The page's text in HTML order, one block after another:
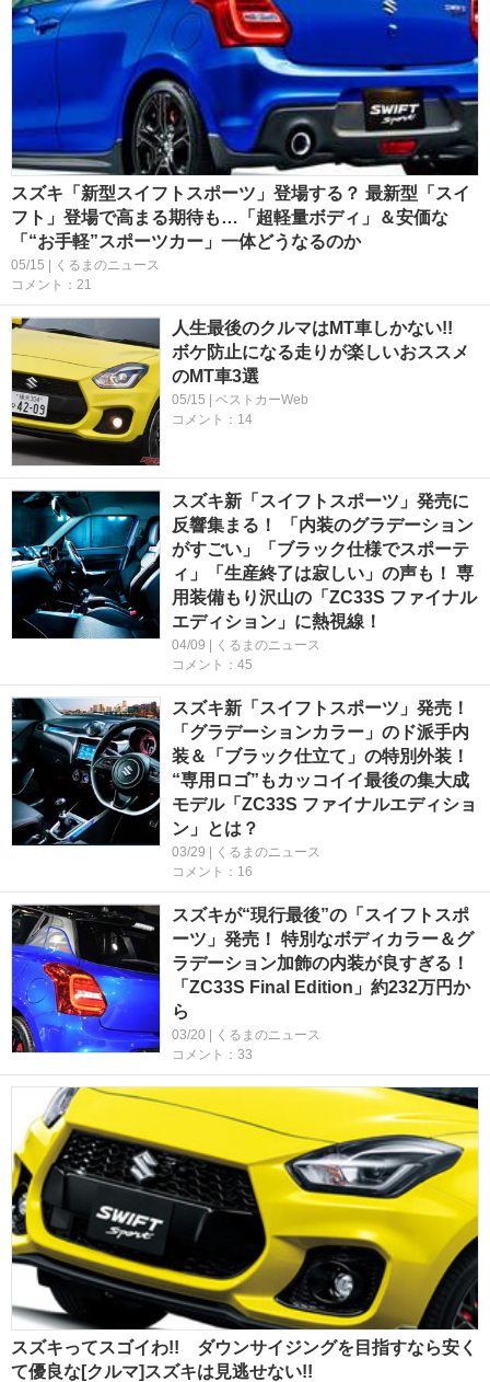
スズキ「新型スイフトスポーツ」登場する？ 最新型「スイ
フト」登場で高まる期待も…「超軽量ボディ」＆安価な
「“お手軽”スポーツカー」一体どうなるのか
05/15 | くるまのニュース
コメント：21
人生最後のクルマはMT車しかない!!
ボケ防止になる走りが楽しいおススメ
のMT車3選
05/15 | ベストカーWeb
コメント：14
スズキ新「スイフトスポーツ」発売に
反響集まる！ 「内装のグラデーション
がすごい」「ブラック仕様でスポーテ
ィ」「生産終了は寂しい」の声も！ 専
用装備もり沢山の「ZC33S ファイナル
エディション」に熱視線！
04/09 | くるまのニュース
コメント：45
スズキ新「スイフトスポーツ」発売！
「グラデーションカラー」のド派手内
装＆「ブラック仕立て」の特別外装！
“専用ロゴ”もカッコイイ最後の集大成
モデル「ZC33S ファイナルエディショ
ン」とは？
03/29 | くるまのニュース
コメント：16
スズキが“現行最後”の「スイフトスポ
ーツ」発売！ 特別なボディカラー＆グ
ラデーション加飾の内装が良すぎる！
「ZC33S Final Edition」約232万円か
ら
03/20 | くるまのニュース
コメント：33
スズキってスゴイわ!! ダウンサイジングを目指すなら安く
て優良な[クルマ]スズキは見逃せない!!